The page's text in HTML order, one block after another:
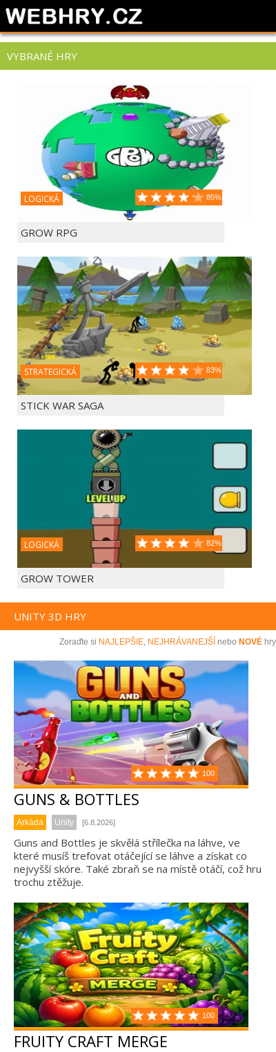
VYBRANÉ HRY
LOGICKÁ 85%
GROW RPG
STRATEGICKÁ 83%
STICK WAR SAGA
LOGICKÁ 82%
GROW TOWER
UNITY 3D HRY
Zoraďte si NAJLEPŠIE, NEJHRÁVANEJŠÍ nebo NOVÉ hry
100
GUNS & BOTTLES
Arkáda Unity [6.8.2026]
Guns and Bottles je skvělá střílečka na láhve, ve
které musíš trefovat otáčející se láhve a získat co
nejvyšší skóre. Také zbraň se na místě otáčí, což hru
trochu ztěžuje.
100
FRUITY CRAFT MERGE